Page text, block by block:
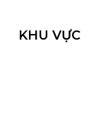
KHU VỰC